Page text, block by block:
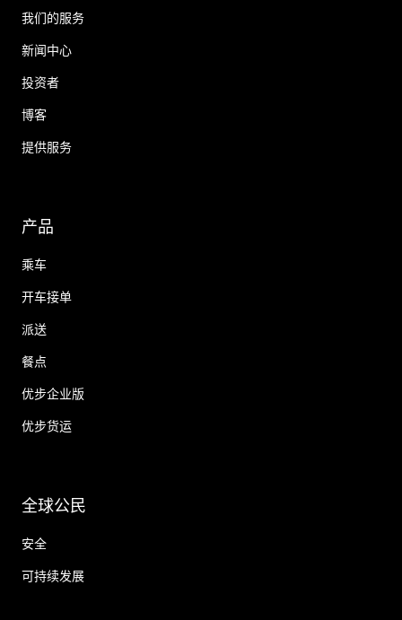
我们的服务
新闻中心
投资者
博客
提供服务
产品
乘车
开车接单
派送
餐点
优步企业版
优步货运
全球公民
安全
可持续发展